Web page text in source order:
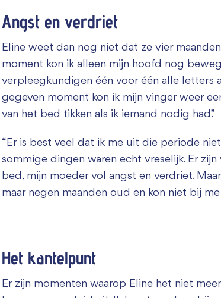
Angst en verdriet
Eline weet dan nog niet dat ze vier
moment kon ik alleen mijn hoofd nog
verpleegkundigen één voor één alle letters
gegeven moment kon ik mijn vinger weer
van het bed tikken als ik iemand nodig had.”
“Er is best veel dat ik me uit die periode
sommige dingen waren echt vreselijk. Er
bed, mijn moeder vol angst en verdriet.
maar negen maanden oud en kon niet bij me
Het kantelpunt
Er zijn momenten waarop Eline het niet